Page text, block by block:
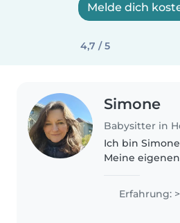
Melde dich
4,7 / 5
Simone
Babysitter in
Ich bin
Meine
Kinderfrau in
betreue 2
Schulalter.
Erfahrung: